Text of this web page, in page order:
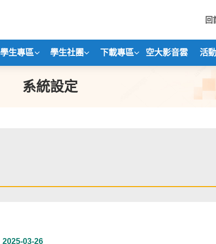
回
學生專區 學生社團 下載專區 空大影音雲 活
系統設定
2025-03-26